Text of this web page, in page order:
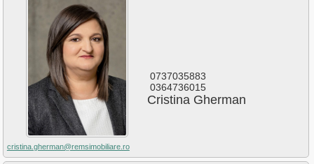
0737035883
0364736015
Cristina Gherman
cristina.gherman@remsimobiliare.ro